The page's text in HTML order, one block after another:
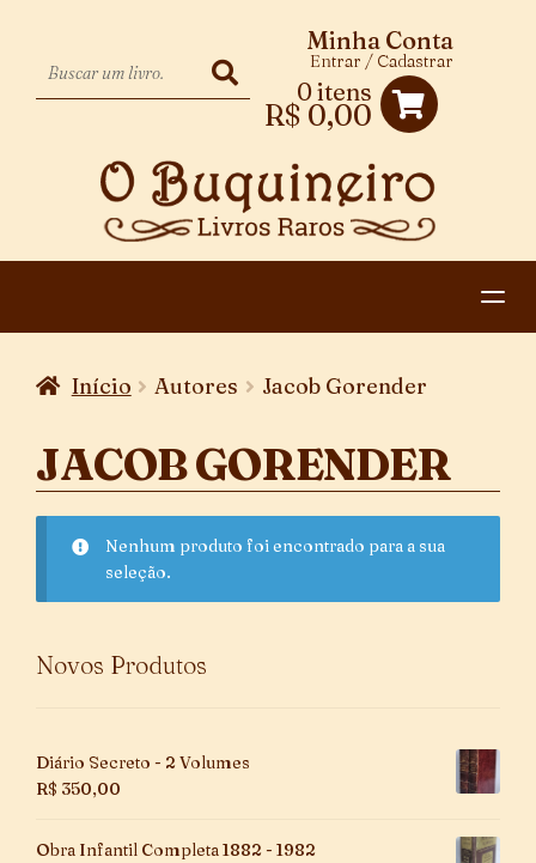
0 itens
R$ 0,00
Minha Conta
Entrar / Cadastrar
DESCENDENTE
PAGAMENTO E ENTREGA
Início Autores Jacob Gorender
JACOB GORENDER
Nenhum produto foi encontrado para a sua
seleção.
Novos Produtos
Diário Secreto - 2 Volumes
R$ 350,00
Obra Infantil Completa 1882 - 1982